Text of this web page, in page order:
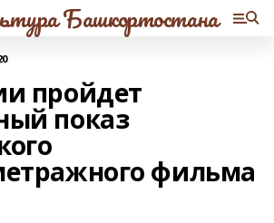
Башкортостана
пройдет
показ
фильма